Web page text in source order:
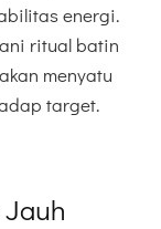
energi.
ritual batin
menyatu
target.